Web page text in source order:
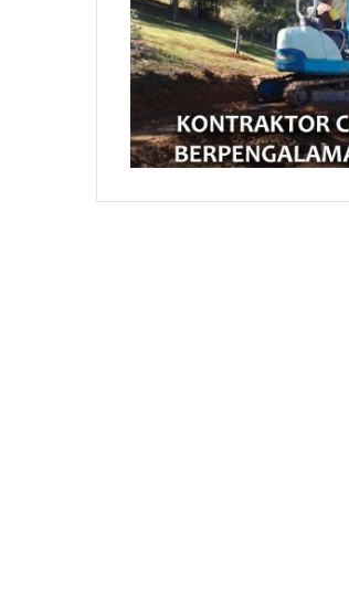
Jasa
Pasang
Paving
Block
Tanggamus